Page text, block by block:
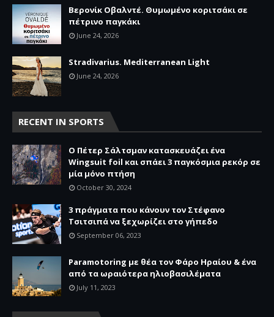
Βερονίκ Οβαλντέ. Θυμωμένο κοριτσάκι σε
πέτρινο παγκάκι
June 24, 2026
Stradivarius. Mediterranean Light
June 24, 2026
RECENT IN SPORTS
O Πέτερ Σάλτσμαν κατασκευάζει ένα
Wingsuit foil και σπάει 3 παγκόσμια ρεκόρ σε
μία μόνο πτήση
October 30, 2024
3 πράγματα που κάνουν τον Στέφανο
Τσιτσιπά να ξεχωρίζει στο γήπεδο
September 06, 2023
Paramotoring με θέα τον Φάρο Ηραίου & ένα
από τα ωραιότερα ηλιοβασιλέματα
July 11, 2023